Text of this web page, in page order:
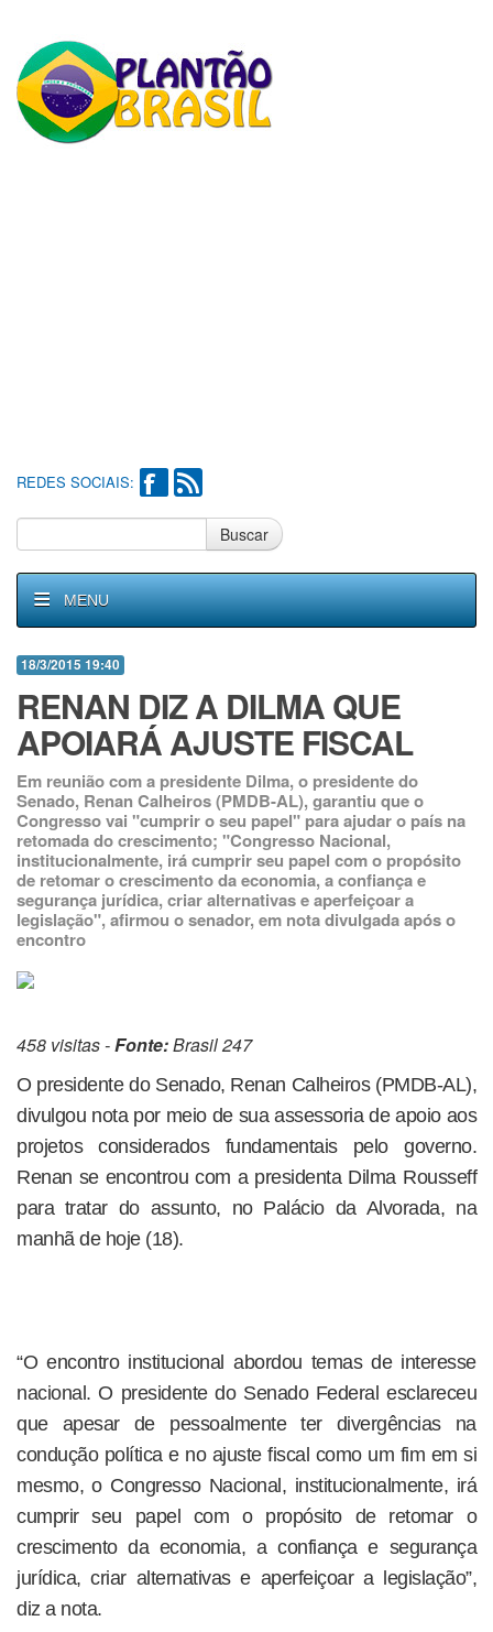
REDES SOCIAIS:
Buscar
MENU
18/3/2015 19:40
RENAN DIZ A DILMA QUE
APOIARÁ AJUSTE FISCAL
Em reunião com a presidente Dilma, o presidente do
Senado, Renan Calheiros (PMDB-AL), garantiu que o
Congresso vai "cumprir o seu papel" para ajudar o país na
retomada do crescimento; "Congresso Nacional,
institucionalmente, irá cumprir seu papel com o propósito
de retomar o crescimento da economia, a confiança e
segurança jurídica, criar alternativas e aperfeiçoar a
legislação", afirmou o senador, em nota divulgada após o
encontro
458 visitas -Fonte:Brasil 247
O presidente do Senado, Renan Calheiros (PMDB-AL),
divulgou nota por meio de sua assessoria de apoio aos
projetos considerados fundamentais pelo governo.
Renan se encontrou com a presidenta Dilma Rousseff
para tratar do assunto, no Palácio da Alvorada, na
manhã de hoje (18).
“O encontro institucional abordou temas de interesse
nacional. O presidente do Senado Federal esclareceu
que apesar de pessoalmente ter divergências na
condução política e no ajuste fiscal como um fim em si
mesmo, o Congresso Nacional, institucionalmente, irá
cumprir seu papel com o propósito de retomar o
crescimento da economia, a confiança e segurança
jurídica, criar alternativas e aperfeiçoar a legislação”,
diz a nota.